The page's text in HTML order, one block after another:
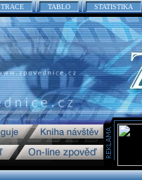
TABLO STATISTIKA